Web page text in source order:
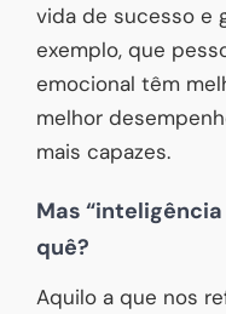
vida de sucesso e
exemplo, que
emocional têm
melhor
mais capazes.
Mas
quê?
Aquilo a que nos